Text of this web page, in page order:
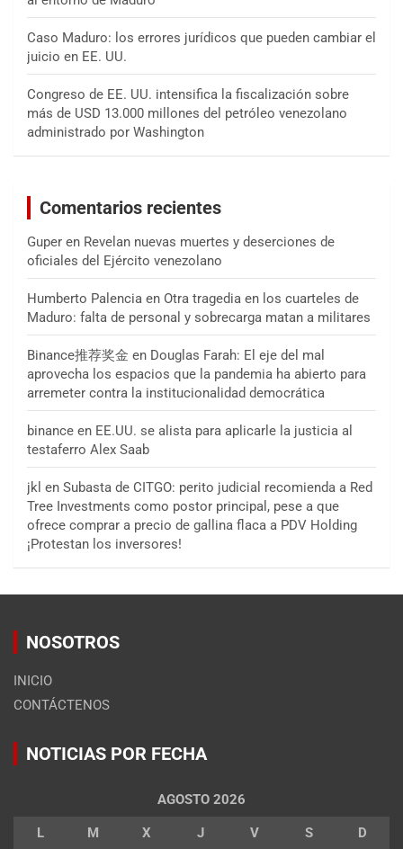
Caso Maduro: los errores jurídicos que pueden cambiar el
juicio en EE. UU.
Congreso de EE. UU. intensifica la fiscalización sobre
más de USD 13.000 millones del petróleo venezolano
administrado por Washington
Comentarios recientes
Guper en Revelan nuevas muertes y deserciones de
oficiales del Ejército venezolano
Humberto Palencia en Otra tragedia en los cuarteles de
Maduro: falta de personal y sobrecarga matan a militares
Binance推荐奖金 en Douglas Farah: El eje del mal
aprovecha los espacios que la pandemia ha abierto para
arremeter contra la institucionalidad democrática
binance en EE.UU. se alista para aplicarle la justicia al
testaferro Alex Saab
jkl en Subasta de CITGO: perito judicial recomienda a Red
Tree Investments como postor principal, pese a que
ofrece comprar a precio de gallina flaca a PDV Holding
¡Protestan los inversores!
NOSOTROS
INICIO
CONTÁCTENOS
NOTICIAS POR FECHA
AGOSTO 2026
L M X J V S D